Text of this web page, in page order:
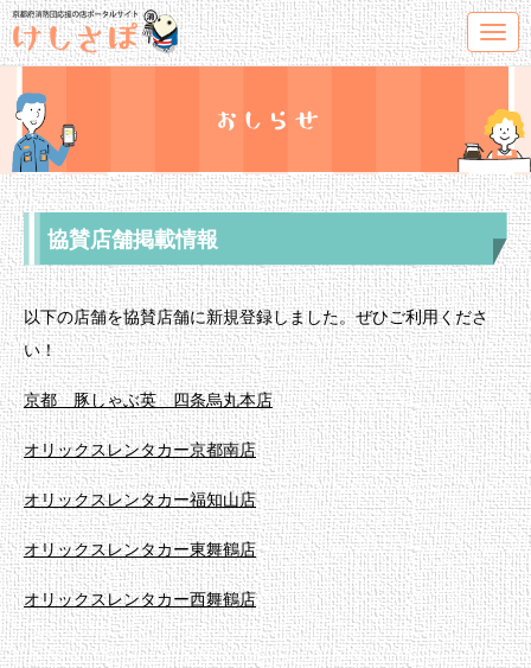
T
o
g
g
l
e
n
a
v
i
g
a
t
i
o
n
協賛店舗掲載情報
以下の店舗を協賛店舗に新規登録しました。ぜひご利用くださ
い！
京都 豚しゃぶ英 四条烏丸本店
オリックスレンタカー京都南店
オリックスレンタカー福知山店
オリックスレンタカー東舞鶴店
オリックスレンタカー西舞鶴店